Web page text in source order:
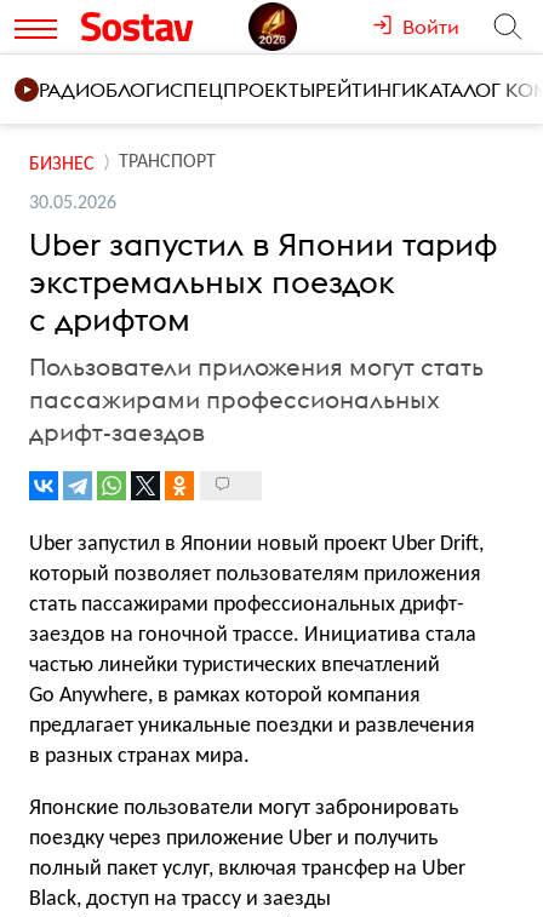
Войти
РАДИОБЛОГИСПЕЦПРОЕКТЫРЕЙТИНГИКАТАЛОГ
БИЗНЕС ТРАНСПОРТ
30.05.2026
Uber запустил в Японии тариф
экстремальных поездок
с дрифтом
Пользователи приложения могут стать
пассажирами профессиональных
дрифт-заездов
Uber запустил в Японии новый проект Uber Drift,
который позволяет пользователям приложения
стать пассажирами профессиональных дрифт-
заездов на гоночной трассе. Инициатива стала
частью линейки туристических впечатлений
Go Anywhere, в рамках которой компания
предлагает уникальные поездки и развлечения
в разных странах мира.
Японские пользователи могут забронировать
поездку через приложение Uber и получить
полный пакет услуг, включая трансфер на Uber
Black, доступ на трассу и заезды